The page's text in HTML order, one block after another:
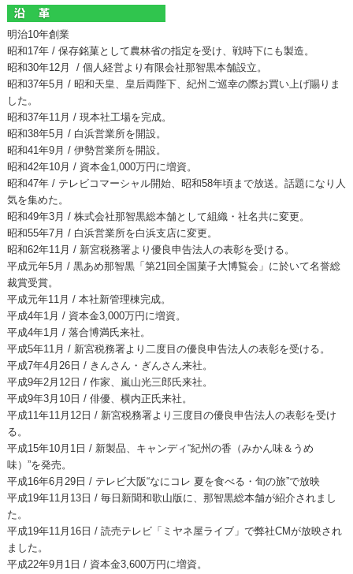
明治10年創業
昭和17年 / 保存銘菓として農林省の指定を受け、戦時下にも製造。
昭和30年12月
/ 個人経営より有限会社那智黒本舗設立。
昭和37年5月 / 昭和天皇、皇后両陛下、紀州ご巡幸の際お買い上げ賜りま
した。
昭和37年11月 / 現本社工場を完成。
昭和38年5月 / 白浜営業所を開設。
昭和41年9月 / 伊勢営業所を開設。
昭和42年10月 / 資本金1,000万円に増資。
昭和47年 / テレビコマーシャル開始、昭和58年頃まで放送。 話題になり人
気を集めた。
昭和49年3月 / 株式会社那智黒総本舗として組織・社名共に変更。
昭和55年7月 / 白浜営業所を白浜支店に変更。
昭和62年11月 / 新宮税務署より優良申告法人の表彰を受ける。
平成元年5月 / 黒あめ那智黒「第21回全国菓子大博覧会」に於いて名誉総
裁賞受賞。
平成元年11月 / 本社新管理棟完成。
平成4年1月 / 資本金3,000万円に増資。
平成4年1月 / 落合博満氏来社。
平成5年11月 / 新宮税務署より二度目の優良申告法人の表彰を受ける。
平成7年4月26日 / きんさん・ぎんさん来社。
平成9年2月12日 / 作家、嵐山光三郎氏来社。
平成9年3月10日 / 俳優、横内正氏来社。
平成11年11月12日 / 新宮税務署より三度目の優良申告法人の表彰を受け
る。
平成15年10月1日 / 新製品、キャンディ“紀州の香（みかん味＆うめ
味）”を発売。
平成16年6月29日 / テレビ大阪“なにコレ 夏を食べる・旬の旅”で放映
平成19年11月13日 / 毎日新聞和歌山版に、那智黒総本舗が紹介されまし
た。
平成19年11月16日 / 読売テレビ「ミヤネ屋ライブ」で弊社CMが放映され
ました。
平成22年9月1日 / 資本金3,600万円に増資。